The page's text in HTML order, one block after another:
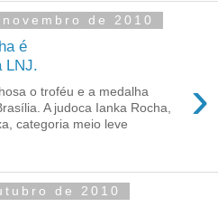
de 2010
é
LNJ.
›
o troféu e a medalha
A judoca Ianka Rocha,
categoria meio leve
de 2010